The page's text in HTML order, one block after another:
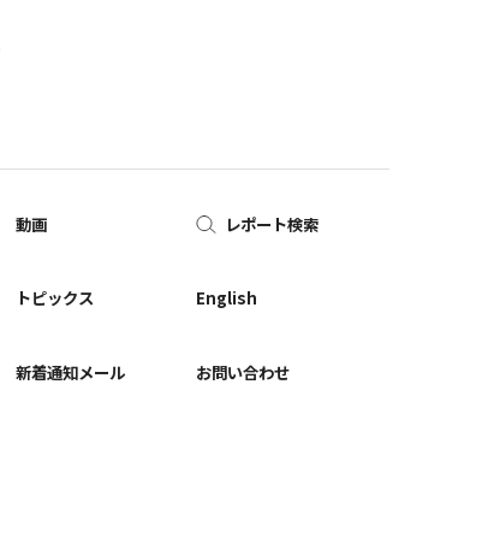
動画
トピックス
新着通知メール
レポート検索
English
お問い合わせ